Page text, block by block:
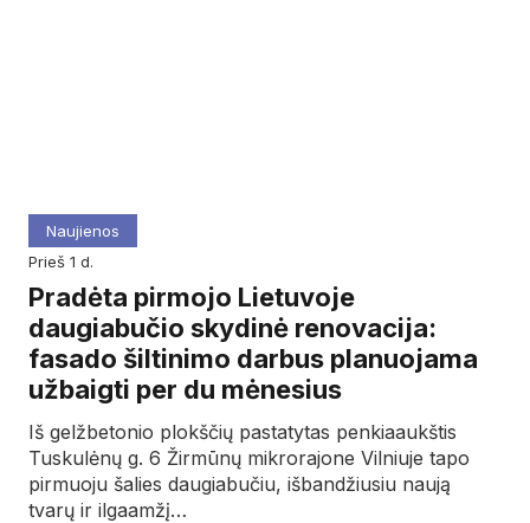
Naujienos
prieš 1 d.
Pradėta pirmojo Lietuvoje
daugiabučio skydinė renovacija:
fasado šiltinimo darbus planuojama
užbaigti per du mėnesius
Iš gelžbetonio plokščių pastatytas penkiaaukštis
Tuskulėnų g. 6 Žirmūnų mikrorajone Vilniuje tapo
pirmuoju šalies daugiabučiu, išbandžiusiu naują
tvarų ir ilgaamžį…